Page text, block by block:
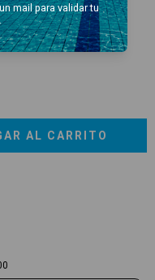
mail para validar tu